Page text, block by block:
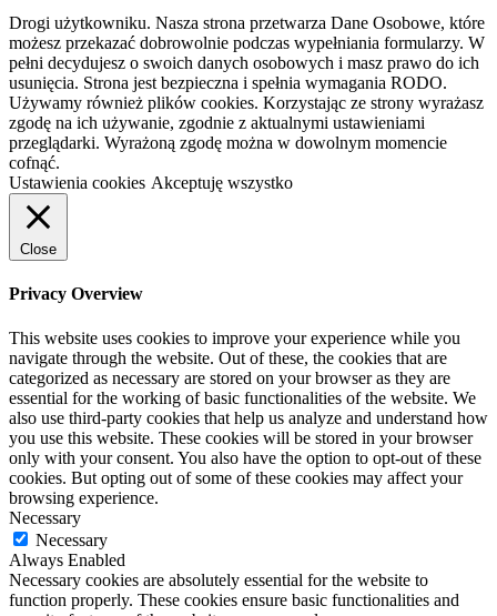
Drogi użytkowniku. Nasza strona przetwarza Dane Osobowe, które
możesz przekazać dobrowolnie podczas wypełniania formularzy. W
pełni decydujesz o swoich danych osobowych i masz prawo do ich
usunięcia. Strona jest bezpieczna i spełnia wymagania RODO.
Używamy również plików cookies. Korzystając ze strony wyrażasz
zgodę na ich używanie, zgodnie z aktualnymi ustawieniami
przeglądarki. Wyrażoną zgodę można w dowolnym momencie
cofnąć.
Ustawienia cookies Akceptuję wszystko
Close
Privacy Overview
This website uses cookies to improve your experience while you
navigate through the website. Out of these, the cookies that are
categorized as necessary are stored on your browser as they are
essential for the working of basic functionalities of the website. We
also use third-party cookies that help us analyze and understand how
you use this website. These cookies will be stored in your browser
only with your consent. You also have the option to opt-out of these
cookies. But opting out of some of these cookies may affect your
browsing experience.
Necessary
Necessary
Always Enabled
Necessary cookies are absolutely essential for the website to
function properly. These cookies ensure basic functionalities and